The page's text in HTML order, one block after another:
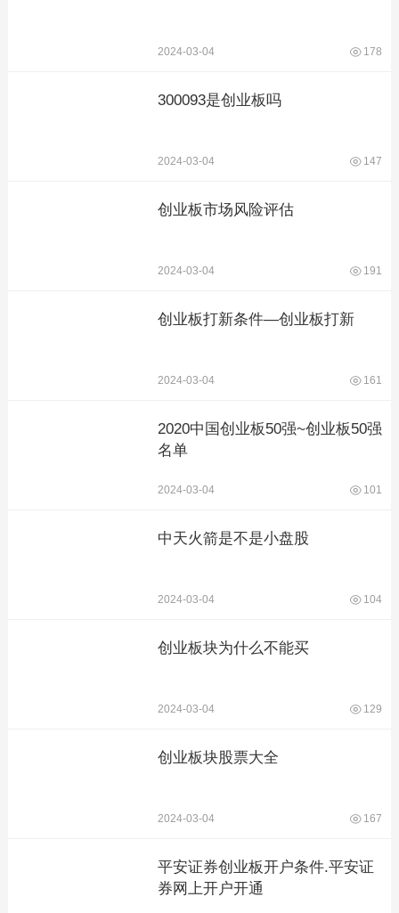
2024-03-04 178
300093是创业板吗
2024-03-04 147
创业板市场风险评估
2024-03-04 191
创业板打新条件—创业板打新
2024-03-04 161
2020中国创业板50强~创业板50强
名单
2024-03-04 101
中天火箭是不是小盘股
2024-03-04 104
创业板块为什么不能买
2024-03-04 129
创业板块股票大全
2024-03-04 167
平安证券创业板开户条件.平安证
券网上开户开通